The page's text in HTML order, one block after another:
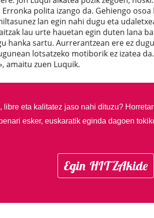
polita izango da. Gehiengo
lan egin nahi dugu eta
lau urte hauetan egin duten lana
hanka sartu. Aurrerantzean ere ez
lotsatzeko motiborik ez izatea
amaitu zuen Luquik.
libre eta kalitatez jaso nahi dituzu?
esker, euskaratik eginda dagoen
Egin HITZAkide